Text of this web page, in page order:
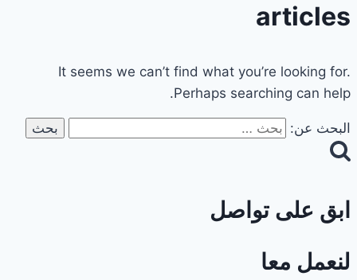
articles
It seems we can’t find what you’re looking for.
Perhaps searching can help.
البحث عن:
ابق على تواصل
لنعمل معا